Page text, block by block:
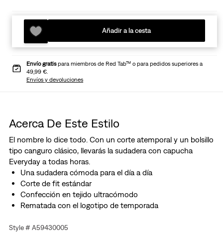
Añadir a la cesta
Envío gratispara miembros de Red Tab™ o para pedidos superiores a
49,99 €.
Envíos y devoluciones
Acerca De Este Estilo
El nombre lo dice todo. Con un corte atemporal y un bolsillo
tipo canguro clásico, llevarás la sudadera con capucha
Everyday a todas horas.
Una sudadera cómoda para el día a día
Corte de fit estándar
Confección en tejido ultracómodo
Rematada con el logotipo de temporada
Style # A59430005